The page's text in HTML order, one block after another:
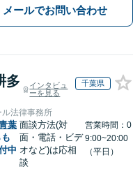
メールでお問い合わせ
多
インタビュ
ーを見る
千葉県
法律事務所
葉
中
面談方法(対
面・電話・ビデ
オなど)は応相
談
営業時間：0
9:00~20:00
（平日）